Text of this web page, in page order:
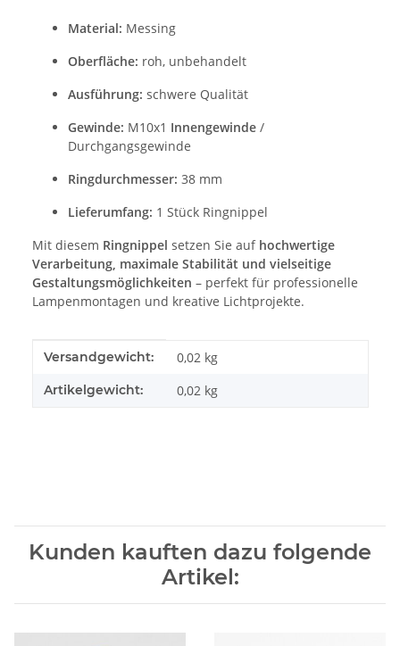
Material: Messing
Oberfläche: roh, unbehandelt
Ausführung: schwere Qualität
Gewinde: M10x1 Innengewinde /
Durchgangsgewinde
Ringdurchmesser: 38 mm
Lieferumfang: 1 Stück Ringnippel
Mit diesem Ringnippel setzen Sie auf hochwertige
Verarbeitung, maximale Stabilität und vielseitige
Gestaltungsmöglichkeiten – perfekt für professionelle
Lampenmontagen und kreative Lichtprojekte.
Produkteigenschaft
Wert
Versandgewicht: 0,02 kg
Artikelgewicht: 0,02 kg
Kunden kauften dazu folgende
Artikel: